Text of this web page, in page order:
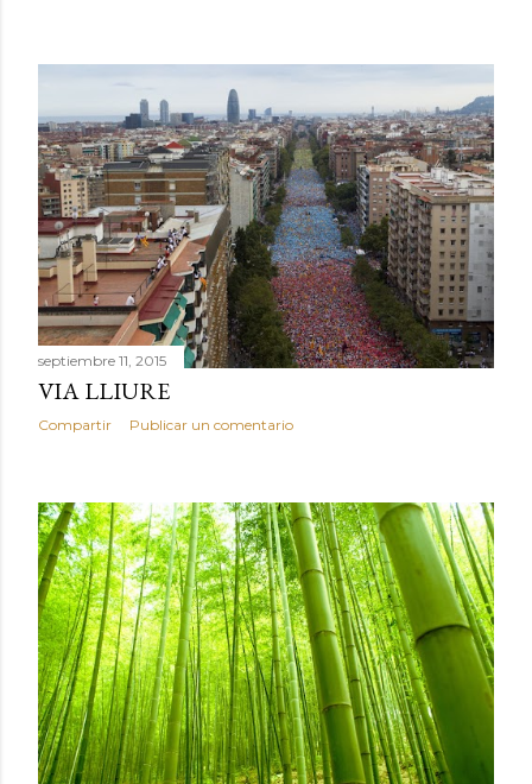
septiembre 11, 2015
VIA LLIURE
Compartir Publicar un comentario